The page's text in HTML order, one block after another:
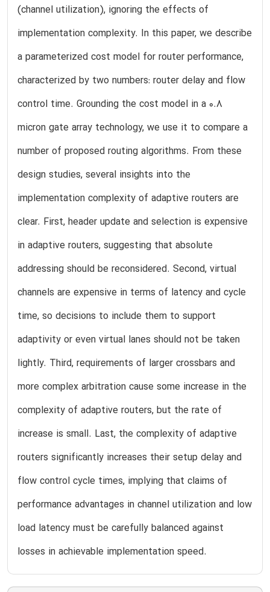
(channel utilization), ignoring the effects of
implementation complexity. In this paper, we describe
a parameterized cost model for router performance,
characterized by two numbers: router delay and flow
control time. Grounding the cost model in a 0.8
micron gate array technology, we use it to compare a
number of proposed routing algorithms. From these
design studies, several insights into the
implementation complexity of adaptive routers are
clear. First, header update and selection is expensive
in adaptive routers, suggesting that absolute
addressing should be reconsidered. Second, virtual
channels are expensive in terms of latency and cycle
time, so decisions to include them to support
adaptivity or even virtual lanes should not be taken
lightly. Third, requirements of larger crossbars and
more complex arbitration cause some increase in the
complexity of adaptive routers, but the rate of
increase is small. Last, the complexity of adaptive
routers significantly increases their setup delay and
flow control cycle times, implying that claims of
performance advantages in channel utilization and low
load latency must be carefully balanced against
losses in achievable implementation speed.